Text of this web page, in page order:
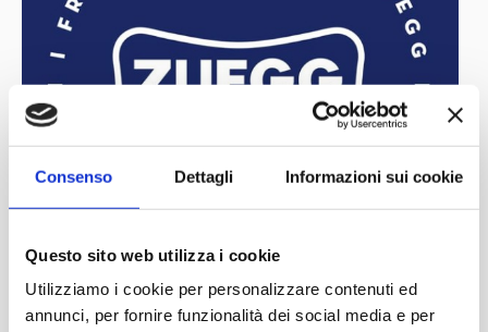
Consenso Dettagli Informazioni sui cookie
Questo sito web utilizza i cookie
Utilizziamo i cookie per personalizzare contenuti ed
annunci, per fornire funzionalità dei social media e per